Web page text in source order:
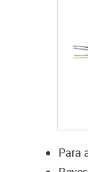
Para